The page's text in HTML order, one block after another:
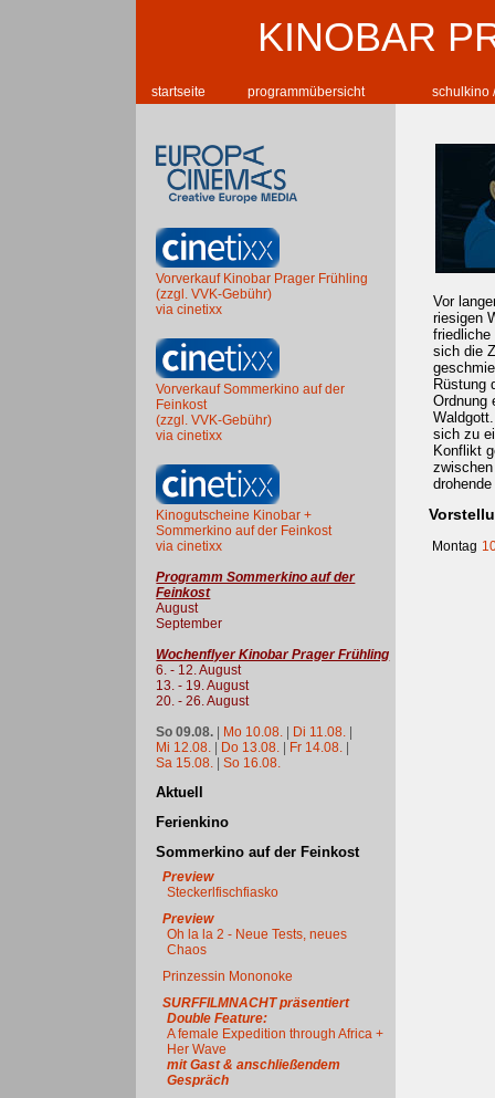
KINOBAR
startseite programmübersicht schulkino
Vorverkauf Kinobar Prager Frühling
(zzgl. VVK-Gebühr)
via cinetixx
Vorverkauf Sommerkino auf der
Feinkost
(zzgl. VVK-Gebühr)
via cinetixx
Kinogutscheine Kinobar +
Sommerkino auf der Feinkost
via cinetixx
Programm Sommerkino auf der
Feinkost
August
September
Wochenflyer Kinobar Prager Frühling
6. - 12. August
13. - 19. August
20. - 26. August
So 09.08. | Mo 10.08. | Di 11.08. |
Mi 12.08. | Do 13.08. | Fr 14.08. |
Sa 15.08. |So 16.08.
Aktuell
Ferienkino
Sommerkino auf der Feinkost
Preview
Steckerlfischfiasko
Preview
Oh la la 2 - Neue Tests, neues
Chaos
Prinzessin Mononoke
SURFFILMNACHT präsentiert
Double Feature:
A female Expedition through Africa +
Her Wave
mit Gast & anschließendem
Gespräch
Vor
riesigen
friedliche
sich die
Rüstung
Ordnung
sich zu
Konflikt
Montag